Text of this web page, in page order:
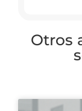
Otros